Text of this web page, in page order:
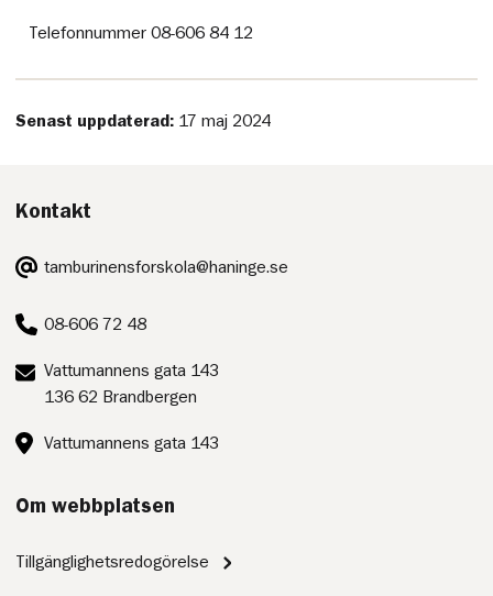
Telefonnummer 08-606 84 12
Senast uppdaterad: 17 maj 2024
Kontakt
E-
post:
tamburinensforskola@haninge.se
Telefon:
08-606 72 48
Postadress:
Vattumannens gata 143
136 62 Brandbergen
Besöksadress:
Vattumannens gata 143
Om webbplatsen
Tillgänglighetsredogörelse